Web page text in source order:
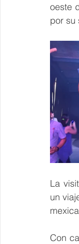
oeste
por su
La
un
Con